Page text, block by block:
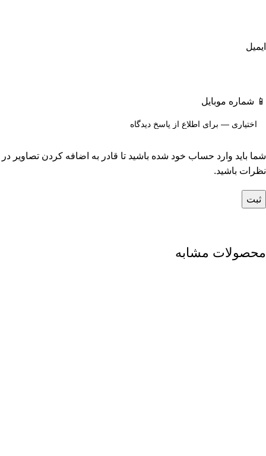
ایمیل
📱 شماره موبایل
شما باید وارد حساب خود شده باشید تا قادر به اضافه کردن تصاویر در
نظرات باشید.
محصولات مشابه